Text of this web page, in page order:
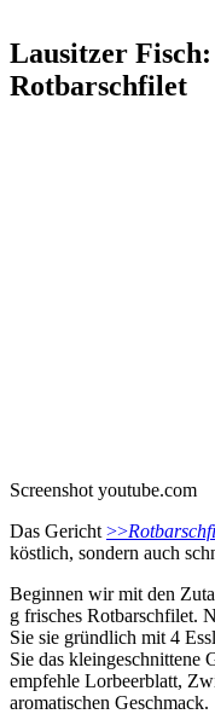
Lausitzer Fisch:
Rotbarschfilet
Screenshot youtube.com
Das Gericht >>
köstlich, sondern auch
Beginnen wir mit den
g frisches Rotbarschfilet.
Sie sie gründlich mit 4
Sie das kleingeschnittene
empfehle Lorbeerblatt,
aromatischen Geschmack.